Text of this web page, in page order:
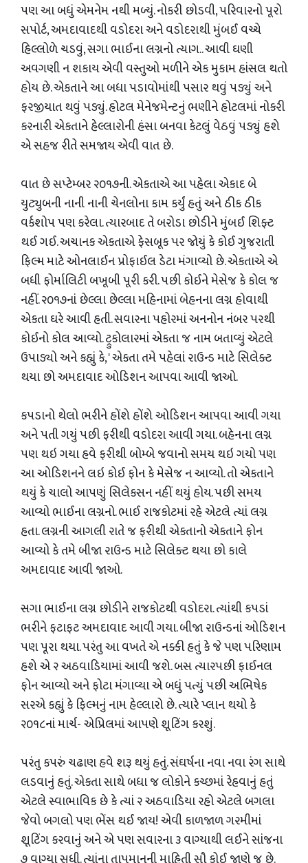
પણ આ બધું એમનેમ નથી મળ્યું. નોકરી છોડવી, પરિવારનો પૂરો
સપોર્ટ, અમદાવાદથી વડોદરા અને વડોદરાથી મુંબઈ વચ્ચે
હિલ્લોળે ચડવું, સગા ભાઈના લગ્નનો ત્યાગ.. આવી ઘણી
અવગણી ન શકાય એવી વસ્તુઓ મળીને એક મુકામ હાંસલ થતો
હોય છે. એકતાને આ બધા પડાવોમાંથી પસાર થવું પડ્યું અને
ફરજીયાત થવું પડ્યું. હોટલ મેનેજમેન્ટનું ભણીને હોટલમાં નોકરી
કરનારી એકતાને હેલ્લારોની હંસા બનવા કેટલું વેઠવું પડ્યું હશે
એ સહજ રીતે સમજાય એવી વાત છે.
વાત છે સપ્ટેમ્બર ૨૦૧૭ની. એકતાએ આ પહેલા એકાદ બે
યુટ્યુબની નાની નાની ચેનલોના કામ કર્યું હતું અને ઠીક ઠીક
વર્કશોપ પણ કરેલા. ત્યારબાદ તે બરોડા છોડીને મુંબઈ શિફ્ટ
થઈ ગઈ. અચાનક એકતાએ ફેસબૂક પર જોયું કે કોઈ ગુજરાતી
ફિલ્મ માટે ઓનલાઈન પ્રોફાઈલ ડેટા મંગાવ્યો છે. એકતાએ એ
બધી ફોર્માલિટી બખૂબી પૂરી કરી. પછી કોઈને મેસેજ કે કોલ જ
નહીં. ૨૦૧૭નાં છેલ્લા છેલ્લા મહિનામાં બેહનના લગ્ન હોવાથી
એકતા ઘરે આવી હતી. સવારના પહોરમાં અનનોન નંબર પરથી
કોઈનો કોલ આવ્યો. ટ્રુકોલારમાં એકતા જ નામ બતાવ્યું એટલે
ઉપાડ્યો અને કહ્યું કે, ' એકતા તમે પહેલાં રાઉન્ડ માટે સિલેક્ટ
થયા છો અમદાવાદ ઓડિશન આપવા આવી જાઓ.
કપડાનો થેલો ભરીને હોંશે હોંશે ઓડિશન આપવા આવી ગયા
અને પતી ગયું પછી ફરીથી વડોદરા આવી ગયા. બહેનના લગ્ન
પણ થઇ ગયા હવે ફરીથી બોમ્બે જવાનો સમય થઇ ગયો પણ
આ ઓડિશનને લઇ કોઈ ફોન કે મેસેજ ન આવ્યો. તો એકતાને
થયું કે ચાલો આપણું સિલેકસન નહીં થયું હોય. પછી સમય
આવ્યો ભાઈના લગ્નનો. ભાઈ રાજકોટમાં રહે એટલે ત્યાં લગ્ન
હતા. લગ્નની આગલી રાતે જ ફરીથી એકતાનો એકતાને ફોન
આવ્યો કે તમે બીજા રાઉન્ડ માટે સિલેક્ટ થયા છો કાલે
અમદાવાદ આવી જાઓ.
સગા ભાઈના લગ્ન છોડીને રાજકોટથી વડોદરા. ત્યાંથી કપડાં
ભરીને ફટાફટ અમદાવાદ આવી ગયા. બીજા રાઉન્ડનાં ઓડિશન
પણ પૂરા થયા. પરંતુ આ વખતે એ નક્કી હતું કે જે પણ પરિણામ
હશે એ ૨ અઠવાડિયામાં આવી જશે. બસ ત્યારપછી ફાઈનલ
ફોન આવ્યો અને ફોટા મંગાવ્યા એ બધું પત્યું પછી અભિષેક
સરએ કહ્યું કે ફિલ્મનું નામ હેલ્લારો છે. ત્યારે પ્લાન થયો કે
૨૦૧૮નાં માર્ચ- એપ્રિલમાં આપણે શૂટિંગ કરશું.
પરંતુ કપરું ચઢાણ હવે શરૂ થયું હતું. સંઘર્ષના નવા નવા રંગ સાથે
લડવાનું હતું. એકતા સાથે બધા જ લોકોને કચ્છમાં રેહવાનું હતું
એટલે સ્વાભાવિક છે કે ત્યાં ૨ અઠવાડિયા રહો એટલે બગલા
જેવો બગલો પણ ભેંસ થઈ જાય! એવી કાળજાળ ગરમીમાં
શૂટિંગ કરવાનું અને એ પણ સવારના ૩ વાગ્યાથી લઈને સાંજના